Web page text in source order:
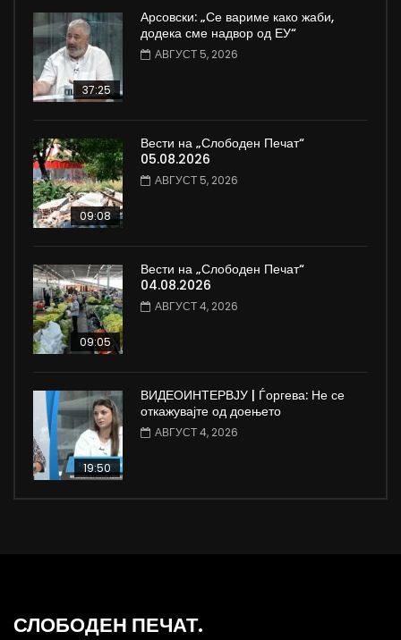
37:25
Арсовски: „Се вариме како жаби,
додека сме надвор од ЕУ“
АВГУСТ 5, 2026
09:08
Вести на „Слободен Печат“
05.08.2026
АВГУСТ 5, 2026
09:05
Вести на „Слободен Печат“
04.08.2026
АВГУСТ 4, 2026
19:50
ВИДЕОИНТЕРВЈУ | Ѓоргева: Не се
откажувајте од доењето
АВГУСТ 4, 2026
СЛОБОДЕН ПЕЧАТ.